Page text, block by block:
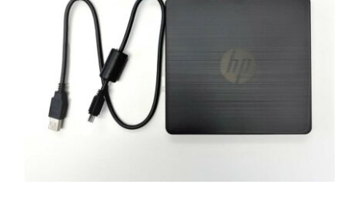
Externes USB-CD-DVD-Laufwerk inkl.
Brenner HP F6V97AA